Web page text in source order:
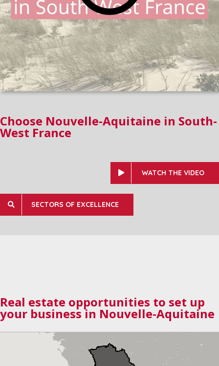
Choose Nouvelle-Aquitaine in South-
West France
WATCH THE VIDEO
SECTORS OF EXCELLENCE
Real estate opportunities to set up
your business in Nouvelle-Aquitaine